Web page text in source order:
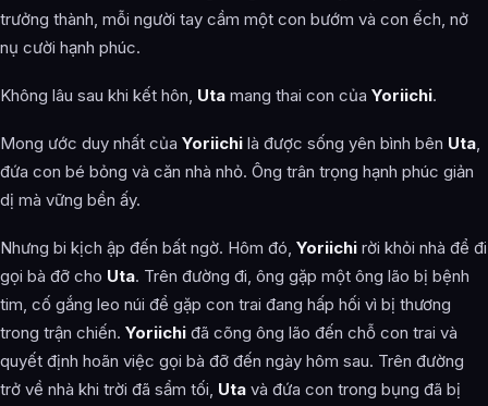
trưởng thành, mỗi người tay cầm một con bướm và con ếch, nở
nụ cười hạnh phúc.
Không lâu sau khi kết hôn, Uta mang thai con của Yoriichi.
Mong ước duy nhất của Yoriichi là được sống yên bình bên Uta,
đứa con bé bỏng và căn nhà nhỏ. Ông trân trọng hạnh phúc giản
dị mà vững bền ấy.
Nhưng bi kịch ập đến bất ngờ. Hôm đó, Yoriichi rời khỏi nhà để đi
gọi bà đỡ cho Uta. Trên đường đi, ông gặp một ông lão bị bệnh
tim, cố gắng leo núi để gặp con trai đang hấp hối vì bị thương
trong trận chiến. Yoriichi đã cõng ông lão đến chỗ con trai và
quyết định hoãn việc gọi bà đỡ đến ngày hôm sau. Trên đường
trở về nhà khi trời đã sẩm tối, Uta và đứa con trong bụng đã bị